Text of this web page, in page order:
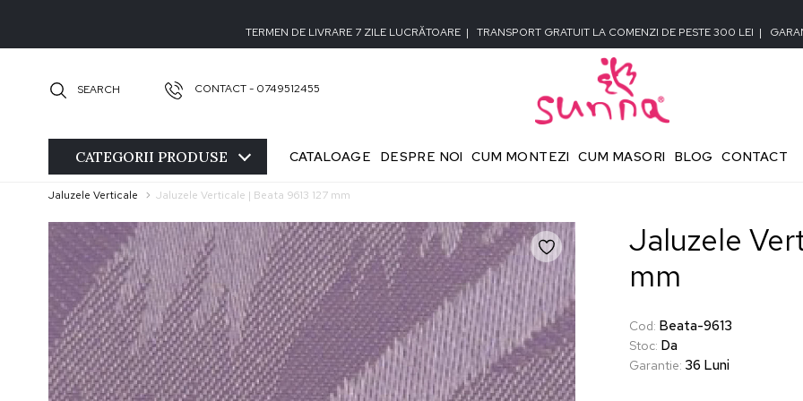
TERMEN DE LIVRARE 7 ZILE LUCRĂTOARE | TRANSPORT GRATUIT LA COMENZI DE PESTE 300 LEI |
SEARCH CONTACT - 0749512455
CATEGORII PRODUSE CATALOAGE DESPRE NOI CUM MONTEZI CUM MASORI BLOG CONTACT
Jaluzele Verticale Jaluzele Verticale | Beata 9613 127 mm
Jaluzele
mm
Cod: Beata-9613
Stoc: Da
Garantie: 36 Luni